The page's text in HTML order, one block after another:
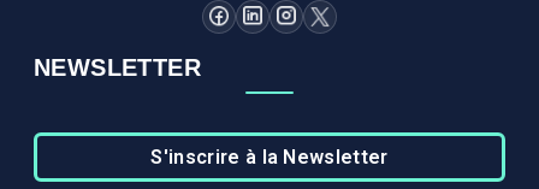
NEWSLETTER
S'inscrire à la Newsletter